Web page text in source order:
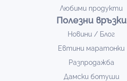
Любими продукти
Полезни връзки
Новини / Блог
Евтини маратонки
Разпродажба
Дамски ботуши